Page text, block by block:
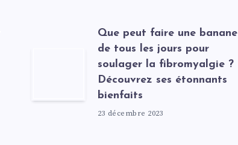
Que peut faire une banane
de tous les jours pour
soulager la fibromyalgie ?
Découvrez ses étonnants
bienfaits
23 décembre 2023